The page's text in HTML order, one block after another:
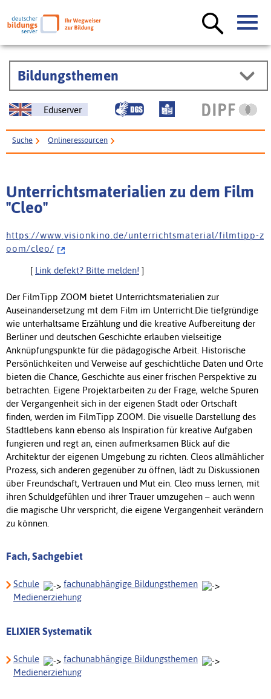
Bildungsthemen
Eduserver
Suche Onlineressourcen
Unterrichtsmaterialien zu dem Film
"Cleo"
h t t p s : / / w w w . v i s i o n k i n o . d e / u n t e r r i c h t s m a t e r i a l / f i l m t i p p - z
o o m / c l e o /
[ Link defekt? Bitte melden! ]
Der FilmTipp ZOOM bietet Unterrichtsmaterialien zur
Auseinandersetzung mt dem Film im Unterricht.Die tiefgründige
wie unterhaltsame Erzählung und die kreative Aufbereitung der
Berliner und deutschen Geschichte erlauben vielseitige
Anknüpfungspunkte für die pädagogische Arbeit. Historische
Persönlichkeiten und Verweise auf geschichtliche Daten und Orte
bieten die Chance, Geschichte aus einer frischen Perspektive zu
betrachten. Eigene Projektarbeiten zu der Frage, welche Spuren
der Vergangenheit sich in der eigenen Stadt oder Ortschaft
finden, werden im FilmTipp ZOOM. Die visuelle Darstellung des
Stadtlebens kann ebenso als Inspiration für kreative Aufgaben
fungieren und regt an, einen aufmerksamen Blick auf die
Architektur der eigenen Umgebung zu richten. Cleos allmählicher
Prozess, sich anderen gegenüber zu öffnen, lädt zu Diskussionen
über Freundschaft, Vertrauen und Mut ein. Cleo muss lernen, mit
ihren Schuldgefühlen und ihrer Trauer umzugehen – auch wenn
die magische Uhr verspricht, die eigene Vergangenheit verändern
zu können.
Fach, Sachgebiet
Schule
fachunabhängige Bildungsthemen
Medienerziehung
ELIXIER Systematik
Schule
fachunabhängige Bildungsthemen
Medienerziehung